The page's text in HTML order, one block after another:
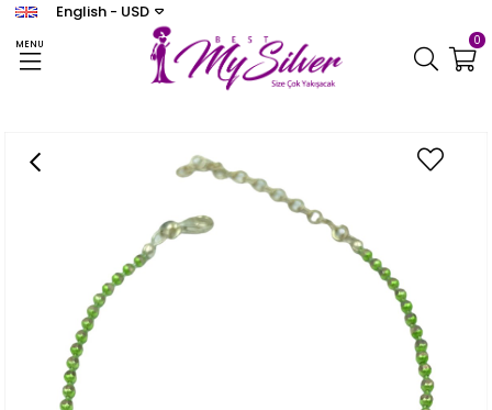
MENU
English - USD
0
Kadın Neon Gümüş Hal Hal